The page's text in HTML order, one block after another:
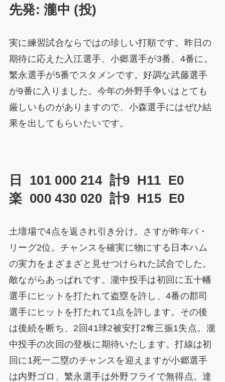
先発: 瀧中 (投)
実に練習試合ならではの珍しい打順です。昨日の
期待に応えた入江選手、小郷選手が3番、4番に。
繁永選手が5番でスタメンです。好調な武藤選手
が9番に入りました。今年の外野手争いはとても
厳しいものがありますので、小森選手にはぜひ結
果を出してもらいたいです。
日 101 000 214 計9 H11 E0
楽 000 430 020 計9 H15 E0
土壇場で4点を返され引き分け。さすが昨年パ・
リーグ2位。チャンスを確実に物にする日本ハム
の実力をまざまざと見せつけられた試合でした。
敵ながらあっぱれです。瀧中投手は初回に五十幡
選手にヒットを打たれて盗塁を許し、4番の郡司
選手にヒットを打たれて1点を許します。その後
は後続を断ち、2回41球2被安打2奪三振1失点。瀧
中投手の次回の登板に期待いたします。打線は初
回に1死一二塁のチャンスを迎えますが小郷選手
は内野ゴロ、繁永選手は外野フライで無得点。達